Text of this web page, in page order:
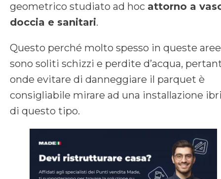
geometrico studiato ad hoc attorno a
doccia e sanitari.
Questo perché molto spesso in queste aree
sono soliti schizzi e perdite d’acqua,
onde evitare di danneggiare il parquet è
consigliabile mirare ad una installazione
di questo tipo.